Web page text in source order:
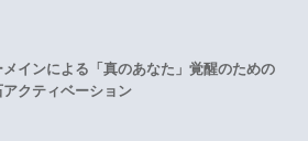
インによる「真のあなた」覚醒のための
クティベーション